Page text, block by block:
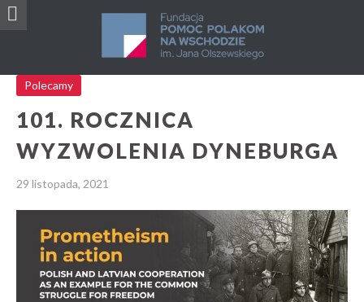
Polecamy
101. ROCZNICA
WYZWOLENIA DYNEBURGA
29 listopada, 2021